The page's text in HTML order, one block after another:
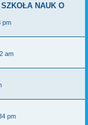
NAUK O
pm
am
pm